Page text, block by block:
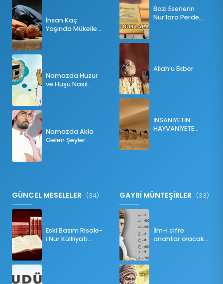
İnsan Kaç
Yaşında Mükellef
Namazda Huzur
ve Huşu Nasıl
Namazda Akla
Gelen Şeyler
Bazı Eserlerin
Nur’lara Perde
Allah’u Ekber
İNSANİYETİN
HAYVANİYETE
GÜNCEL MESELELER (34)
Eski Basım Risale-
i Nur Küllliyatı
GAYRİ MÜNTEŞİRLER (33)
İlm-i cifre
anahtar olacak